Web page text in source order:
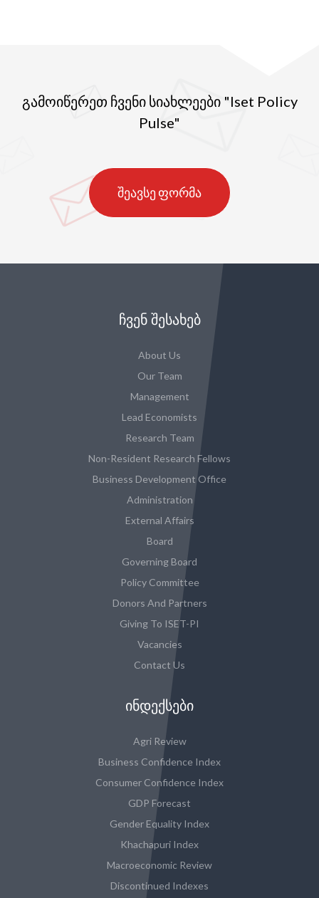
გამოიწერეთ ჩვენი სიახლეები "Iset Policy
Pulse"
შეავსე ფორმა
ᲩᲕᲔᲜ ᲨᲔᲡᲐᲮᲔᲑ
About Us
Our Team
Management
Lead Economists
Research Team
Non-Resident Research Fellows
Business Development Office
Administration
External Affairs
Board
Governing Board
Policy Committee
Donors And Partners
Giving To ISET-PI
Vacancies
Contact Us
ᲘᲜᲓᲔᲥᲡᲔᲑᲘ
Agri Review
Business Confidence Index
Consumer Confidence Index
GDP Forecast
Gender Equality Index
Khachapuri Index
Macroeconomic Review
Discontinued Indexes